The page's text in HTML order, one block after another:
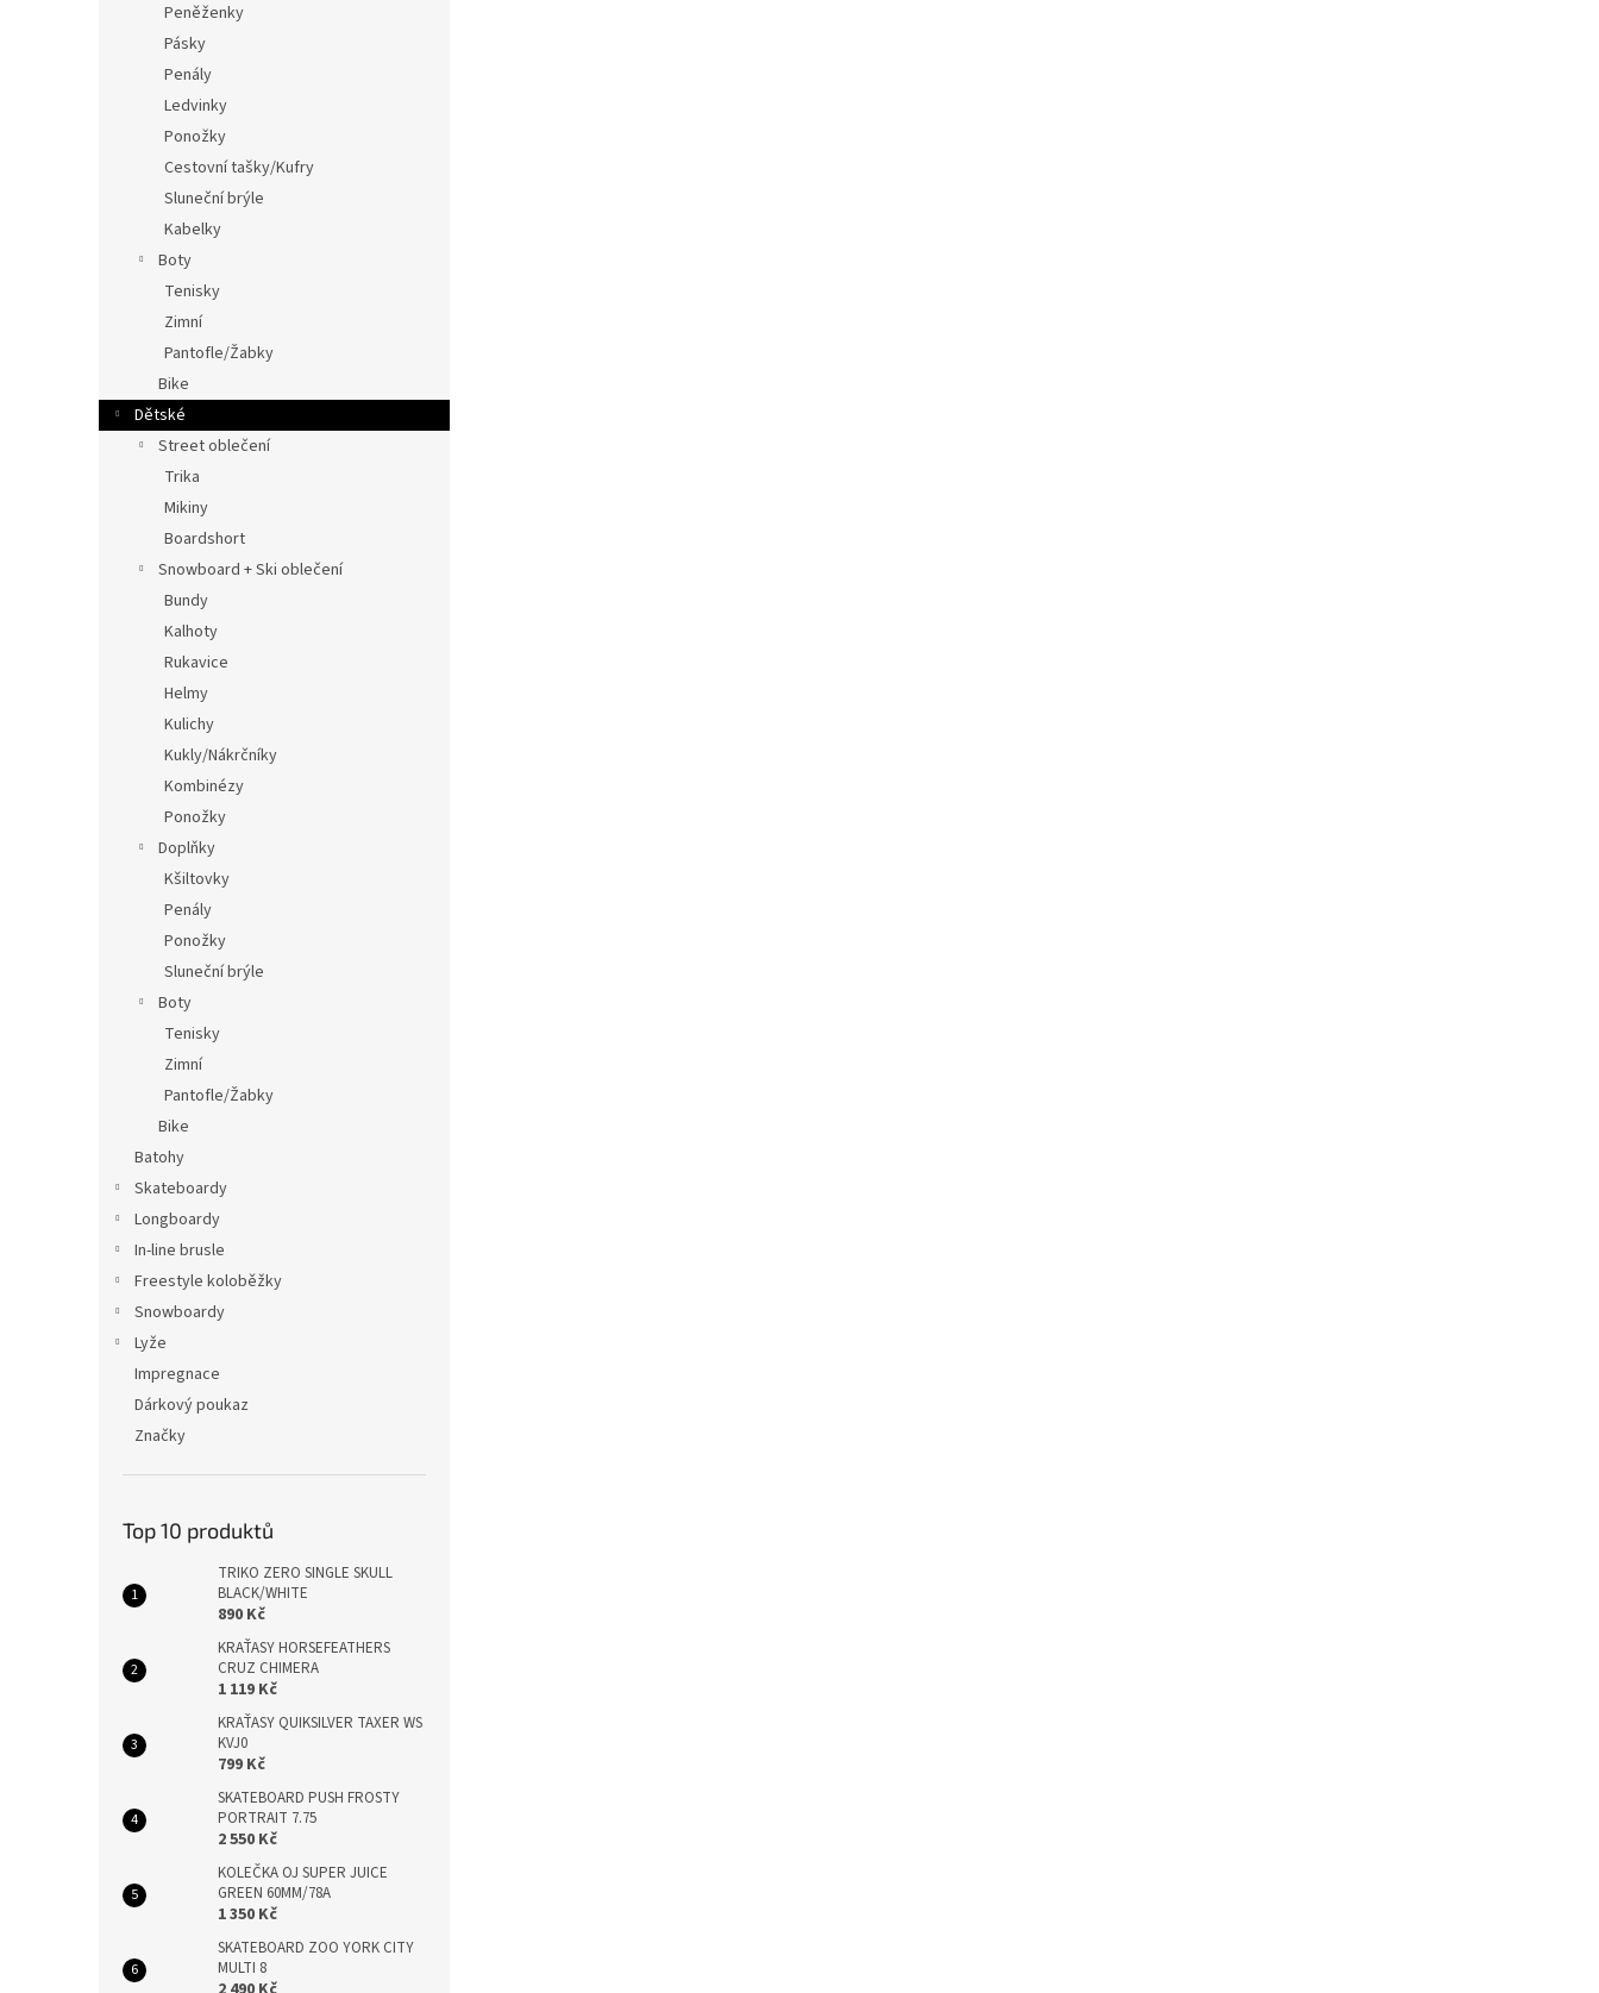
Peněženky
Pásky
Penály
Ledvinky
Ponožky
Cestovní tašky/Kufry
Sluneční brýle
Kabelky
Boty
Tenisky
Zimní
Pantofle/Žabky
Bike
Dětské
Street oblečení
Trika
Mikiny
Boardshort
Snowboard + Ski oblečení
Bundy
Kalhoty
Rukavice
Helmy
Kulichy
Kukly/Nákrčníky
Kombinézy
Ponožky
Doplňky
Kšiltovky
Penály
Ponožky
Sluneční brýle
Boty
Tenisky
Zimní
Pantofle/Žabky
Bike
Batohy
Skateboardy
Longboardy
In-line brusle
Freestyle koloběžky
Snowboardy
Lyže
Impregnace
Dárkový poukaz
Značky
Top 10 produktů
TRIKO ZERO SINGLE SKULL
BLACK/WHITE
890 Kč
KRAŤASY HORSEFEATHERS
CRUZ CHIMERA
1 119 Kč
KRAŤASY QUIKSILVER TAXER WS
KVJ0
799 Kč
SKATEBOARD PUSH FROSTY
PORTRAIT 7.75
2 550 Kč
KOLEČKA OJ SUPER JUICE
GREEN 60MM/78A
1 350 Kč
SKATEBOARD ZOO YORK CITY
MULTI 8